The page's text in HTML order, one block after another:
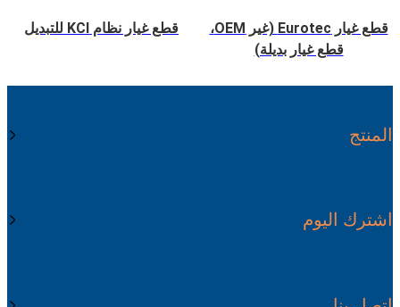
قطع غيار Eurotec (غير OEM،
قطع غيار بديلة)
قطع غيار نظام KCI للتبديل
المنتج
اشترك اليوم